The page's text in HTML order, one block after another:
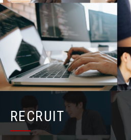
RECRUIT